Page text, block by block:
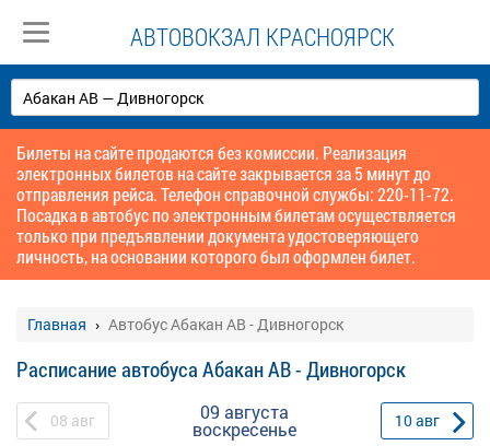
АВТОВОКЗАЛ КРАСНОЯРСК
Билеты на сайте продаются без комиссии. Реализация
электронных билетов на сайте закрывается за 5 минут до
отправления рейса. Телефон справочной службы: 220-11-72.
Посадка в автобус по электронным билетам осуществляется
только при предъявлении документа удостоверяющего
личность, на основании которого был оформлен билет.
Главная Автобус Абакан АВ - Дивногорск
Расписание автобуса Абакан АВ - Дивногорск
08 авг 09 августа
воскресенье 10авг